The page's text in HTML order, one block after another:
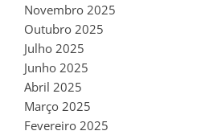
Novembro 2025
Outubro 2025
Julho 2025
Junho 2025
Abril 2025
Março 2025
Fevereiro 2025